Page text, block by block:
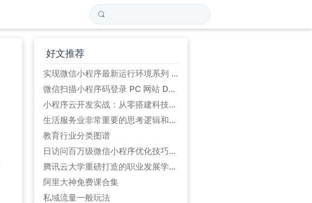
好文推荐
实现微信小程序最新运行环境系列 (初始篇)
微信扫描小程序码登录 PC 网站 Demo
小程序云开发实战：从零搭建科技爱好者周刊小程序
生活服务业非常重要的思考逻辑和方法论:平台的5道坎
教育行业分类图谱
日访问百万级微信小程序优化技巧总结
腾讯云大学重磅打造的职业发展学习路径
阿里大神免费课合集
私域流量一般玩法